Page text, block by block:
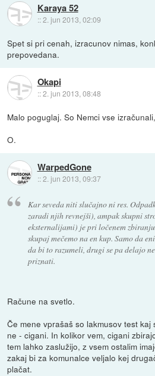
Karaya 52
::2. jun 2013, 02:09
Spet si pri cenah, izracunov nimas,
prepovedana.
Okapi
::2. jun 2013, 08:48
Malo poguglaj. So Nemci vse
O.
WarpedGone
::2. jun 2013, 09:37
Kar seveda niti slučajno ni res.
zaradi njih revnejši), ampak skupni
eksternalijami) je pri ločenem
skupaj mečemo na en kup. Samo da
da bi to razumeli, drugi se pa delajo
priznati.
Račune na svetlo.
Če mene vprašaš so lakmusov test
ne - cigani. In kolikor vem, cigani
tem lahko zaslužijo, z vsem ostalim
zakaj bi za komunalce veljalo kej
plačat.